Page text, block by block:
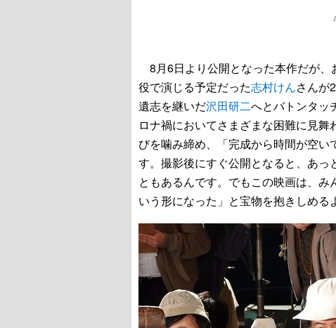
8月6日より公開となった本作だが、
役で演じる予定だった志村けんさんが
遺志を継いだ沢田研二へとバトンタッ
ロナ禍においてさまざまな困難に見
びを噛み締め、「完成から時間が空
す。撮影後にすぐ公開となると、あ
ともあるんです。でもこの映画は、
いう形になった」と宝物を抱きしめる